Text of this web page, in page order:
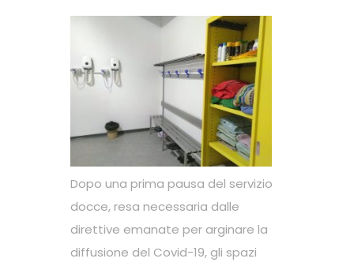
Dopo una prima pausa del servizio
docce, resa necessaria dalle
direttive emanate per arginare la
diffusione del Covid-19, gli spazi